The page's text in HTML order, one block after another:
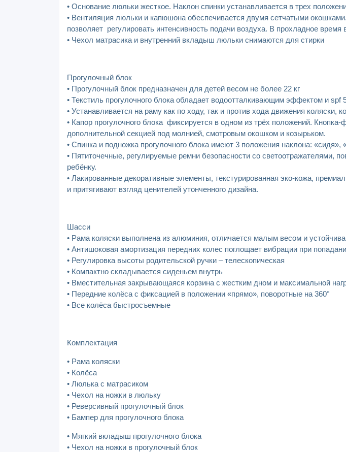
• Основание люльки жесткое. Наклон спинки устанавливается в трех
• Вентиляция люльки и капюшона обеспечивается двумя сетчатыми
позволяет регулировать интенсивность подачи воздуха. В прохладное
• Чехол матрасика и внутренний вкладыш люльки снимаются для стирки
Прогулочный блок
• Прогулочный блок предназначен для детей весом не более 22 кг
• Текстиль прогулочного блока обладает водоотталкивающим эффектом и spf
• Устанавливается на раму как по ходу, так и против хода движения коляски,
• Капор прогулочного блока фиксируется в одном из трёх положений.
дополнительной секцией под молнией, смотровым окошком и козырьком.
• Спинка и подножка прогулочного блока имеют 3 положения наклона:
• Пятиточечные, регулируемые ремни безопасности со светоотражателями,
ребёнку.
• Лакированные декоративные элементы, текстурированная эко-кожа,
и притягивают взгляд ценителей утонченного дизайна.
Шасси
• Рама коляски выполнена из алюминия, отличается малым весом и
• Антишоковая амортизация передних колес поглощает вибрации при
• Регулировка высоты родительской ручки – телескопическая
• Компактно складывается сиденьем внутрь
• Вместительная закрывающаяся корзина с жестким дном и максимальной
• Передние колёса с фиксацией в положении «прямо», поворотные на 360°
• Все колёса быстросъемные
Комплектация
• Рама коляски
• Колёса
• Люлька с матрасиком
• Чехол на ножки в люльку
• Реверсивный прогулочный блок
• Бампер для прогулочного блока
• Мягкий вкладыш прогулочного блока
• Чехол на ножки в прогулочный блок